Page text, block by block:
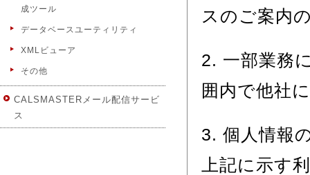
成ツール
データベースユーティリティ
XMLビューア
その他
CALSMASTERメール配信サービ
ス
スのご案内
2. 一部業務
囲内で他社
3. 個人情報
上記に示す